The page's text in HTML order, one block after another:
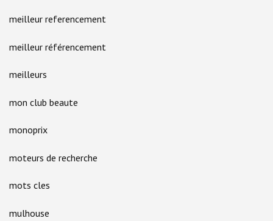
meilleur referencement
meilleur référencement
meilleurs
mon club beaute
monoprix
moteurs de recherche
mots cles
mulhouse